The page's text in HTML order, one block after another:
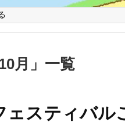
月 」 一覧
ェスティバ